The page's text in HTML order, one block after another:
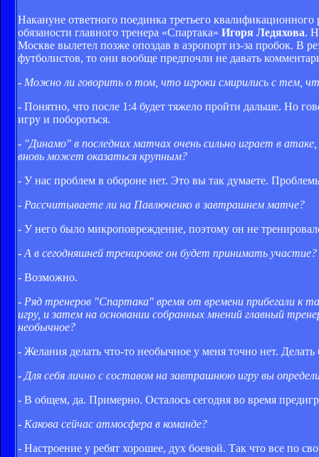
Накануне ответного поединка третьего
обязаности главного тренера «Спартака» Игоря Ледяхова.
Москве вылетел позже опоздав в аэропорт из-за пробок. В
футболистов, то они вообще предпочли не давать
- Можно ли говорить о том, что игроки смирились с тем,
- Понятно, что после 1:4 будет тяжело пройти дальше. Но
игру и побороться.
- "Динамо" в последних матчах очень сильно играет в
вновь может оказаться крупным?
- У нас проблем в обороне нет. Это вы так думаете.
- Рассчитываете ли на Павлюченко в завтрашнем матче?
- У него было микроповреждение, поэтому он не
- А в сегодняшней тренировке он будет принимать участие?
- Возможно.
- Ряд тренеров "Спартака" время от времени прибегали к
игру, и затем на основании собранных мнений главный
необычное?
- Желания делать что-то необычное у меня точно нет.
- Для себя лично с составом на завтрашнюю игру вы
- В общем, да. Примерно. Осталось сегодня во время
- Какова сейчас атмосфера в команде?
- Настроение у ребят хорошее, дух боевой. Так что все по